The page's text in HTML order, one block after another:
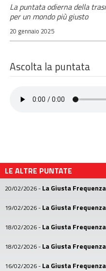
La puntata odierna della
per un mondo più giusto
20 gennaio 2025
Ascolta la puntata
LE ALTRE PUNTATE
20/02/2026- La Giusta
19/02/2026- La Giusta
18/02/2026- La Giusta
18/02/2026- La Giusta
16/02/2026- La Giusta